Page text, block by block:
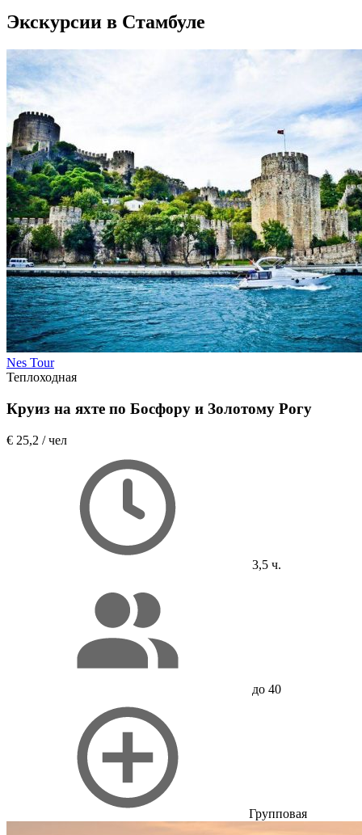
Экскурсии в Стамбуле
Nes Tour
Теплоходная
Круиз на яхте по Босфору и Золотому Рогу
€ 25,2 / чел
3,5 ч.
до 40
Групповая